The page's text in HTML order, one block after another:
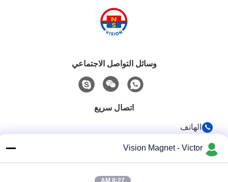
وسائل التواصل الاجتماعي
اتصال سريع
الهاتف
البريد الإلكتروني
marketing@vision-moulding.com
Vision Magnet - Victor
8:27 AM